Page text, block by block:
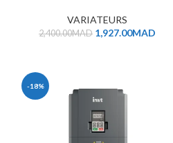
VARIATEURS
2,400.00MAD 1,927.00MAD
-18%